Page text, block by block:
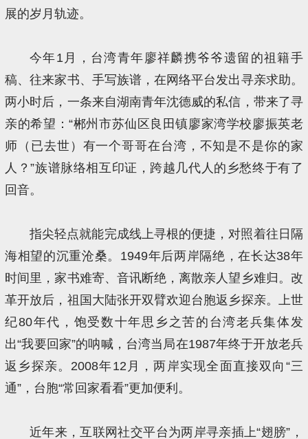
展的岁月轨迹。
今年1月，台湾青年廖祥麟携爷爷遗留的祖籍手
稿、往来家书、手写族谱，在网络平台发出寻亲求助。
两小时后，一条来自湖南青年沈德威的私信，带来了寻
亲的希望：“郴州市苏仙区良田镇廖家湾学校廖振英老
师（已去世）有一个哥哥在台湾，不知是不是你的家
人？”族谱脉络相互印证，跨越几代人的乡愁终于有了
回音。
指尖轻点就能完成线上寻根的便捷，对照着往日隔
海相望的沉重沧桑。1949年后两岸隔绝，在长达38年
时间里，家书难寄、音讯断绝，离散亲人望乡难归。改
革开放后，祖国大陆张开双臂欢迎台胞返乡探亲。上世
纪80年代，饱受数十年思乡之苦的台湾老兵集体发
出“我要回家”的呐喊，台湾当局在1987年终于开放老兵
返乡探亲。2008年12月，两岸实现全面直接双向“三
通”，台胞“常回家看看”更加便利。
近年来，互联网社交平台为两岸寻亲插上“翅膀”，